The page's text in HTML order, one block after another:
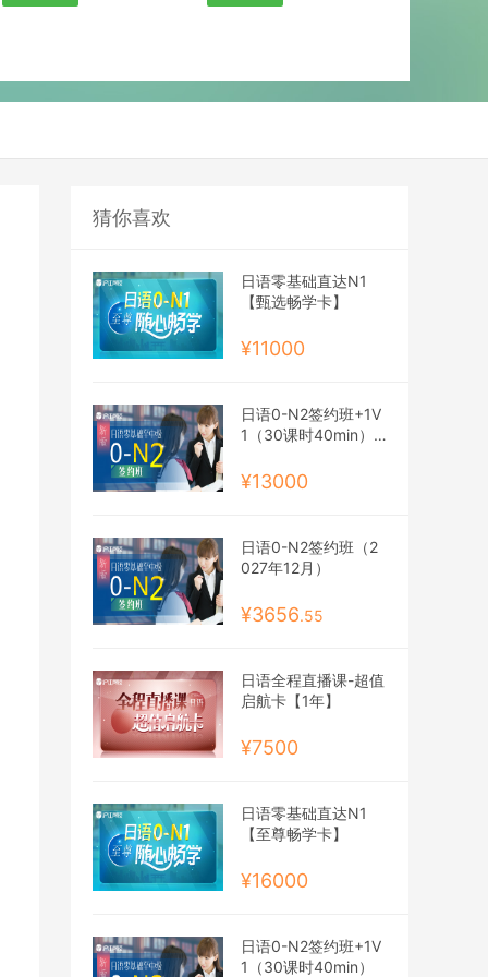
猜你喜欢
日语零基础直达N1
【甄选畅学卡】
¥11000
日语0-N2签约班+1V
1（30课时40min）
¥13000
日语0-N2签约班（2
027年12月）
¥3656.55
日语全程直播课-超值
启航卡【1年】
¥7500
日语零基础直达N1
【至尊畅学卡】
¥16000
日语0-N2签约班+1V
1（30课时40min）